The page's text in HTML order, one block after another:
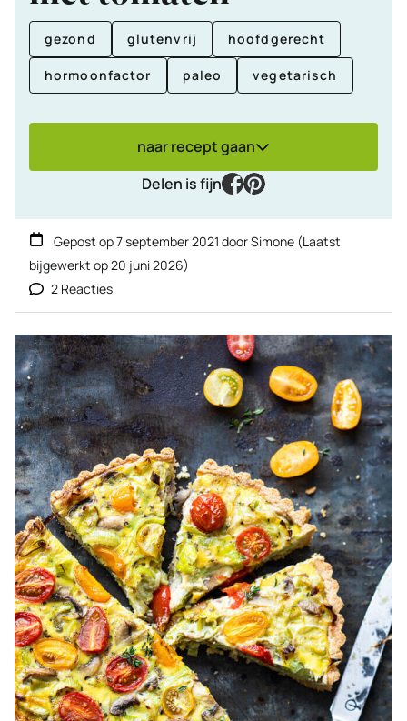
gezond glutenvrij hoofdgerecht
hormoonfactor paleo vegetarisch
naar recept gaan
Delen is fijn
facebook
pinterest
Gepost op7 september 2021 doorSimone (Laatst
bijgewerkt op20 juni 2026)
2 Reacties